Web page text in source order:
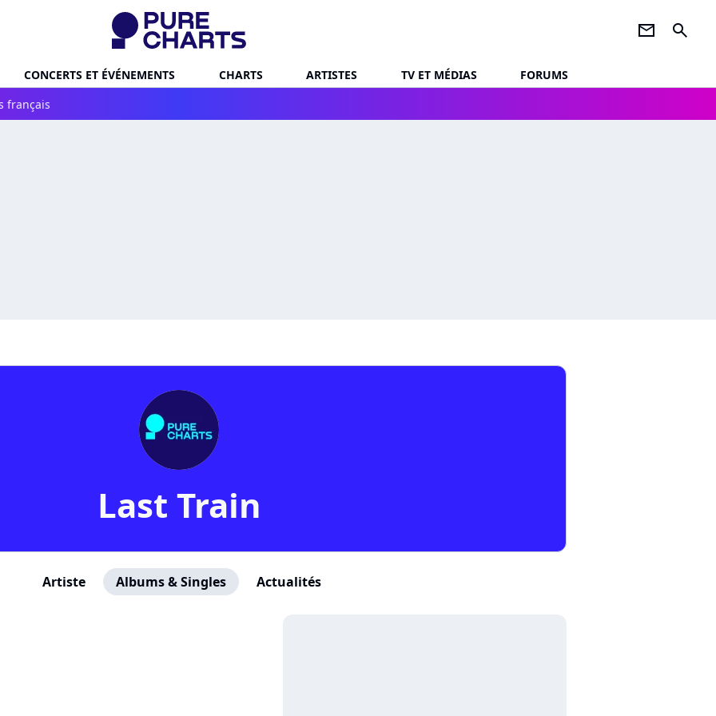
newsletter search
CONCERTS ET ÉVÉNEMENTS CHARTS ARTISTES TV ET MÉDIAS
FORUMS
français
Last Train
Artiste Albums & Singles Actualités